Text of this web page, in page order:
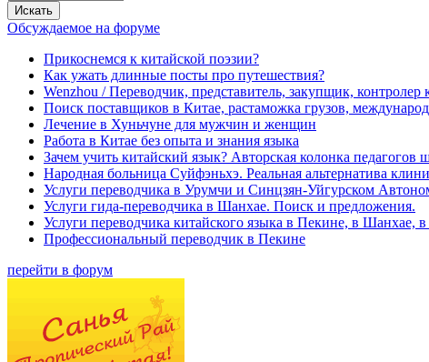
Обсуждаемое на форуме
Прикоснемся к китайской поэзии?
Как ужать длинные посты про путешествия?
Wenzhou / Переводчик, представитель, закупщик, контролер
Поиск поставщиков в Китае, растаможка грузов,
Лечение в Хуньчуне для мужчин и женщин
Работа в Китае без опыта и знания языка
Зачем учить китайский язык? Авторская колонка
Народная больница Суйфэньхэ. Реальная альтернатива
Услуги переводчика в Урумчи и Синцзян-Уйгурском
Услуги гида-переводчика в Шанхае. Поиск и предложения.
Услуги переводчика китайского языка в Пекине, в
Профессиональный переводчик в Пекине
перейти в форум